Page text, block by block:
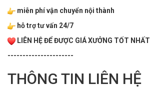
miễn phí vận chuyển nội thành
hỗ trợ tư vấn 24/7
LIÊN HỆ ĐỂ ĐƯỢC GIÁ XƯỞNG TỐT NHẤT
----------------------
THÔNG TIN LIÊN HỆ